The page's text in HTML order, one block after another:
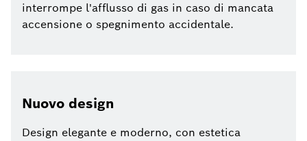
interrompe l'afflusso di gas in caso di mancata
accensione o spegnimento accidentale.
Nuovo design
Design elegante e moderno, con estetica